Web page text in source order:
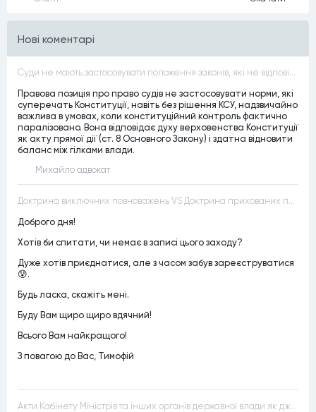
Нові коментарі
Суди не мають застосовувати положення законів, які не відповідають Конституції, незалежно від того, чи визнавалися вони Конституційним Судом України неконституційними, тобто закони, що суперечать Конституції України не можуть застосовуватися навіть у випадках, коли вони є чинними
Правова позиція про право судів не застосовувати норми, які
суперечать Конституції, навіть без рішення КСУ, надзвичайно
важлива в умовах, коли конституційний контроль фактично
паралізовано. Вона відповідає духу верховенства Конституції
як акту прямої дії (ст. 8 Основного Закону) і здатна відновити
баланс між гілками влади.
Михайло адвокат
Доктрина виключних повноважень VS Доктрина прихованих повноважень
Доброго дня!
Хотів би спитати, чи немає в записі цього заходу?
Дуже хотів приєднатися, але з часом забув зареєструватися
😰.
Будь ласка, скажіть мені.
Буду Вам щиро щиро вдячний!
Всього Вам найкращого!
З повагою до Вас, Тимофій
Акти Кабінету Міністрів та інших органів державної влади як джерела конституційного права